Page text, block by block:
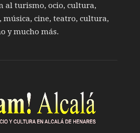
al turismo, ocio, cultura,
música, cine, teatro, cultura,
y mucho más.